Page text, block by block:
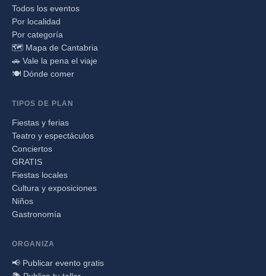
Todos los eventos
Por localidad
Por categoría
🗺️ Mapa de Cantabria
🚗 Vale la pena el viaje
🍽️ Dónde comer
TIPOS DE PLAN
Fiestas y ferias
Teatro y espectáculos
Conciertos
GRATIS
Fiestas locales
Cultura y exposiciones
Niños
Gastronomía
ORGANIZA
📢 Publicar evento gratis